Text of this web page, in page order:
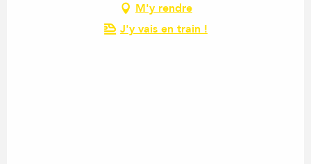
M'y rendre
J'y vais en train !